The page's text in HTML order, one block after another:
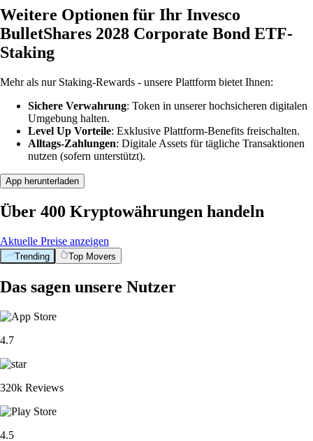
Weitere Optionen für Ihr Invesco
BulletShares 2028 Corporate Bond ETF-
Staking
Mehr als nur Staking-Rewards - unsere Plattform bietet Ihnen:
Sichere Verwahrung: Token in unserer hochsicheren digitalen
Umgebung halten.
Level Up Vorteile: Exklusive Plattform-Benefits freischalten.
Alltags-Zahlungen: Digitale Assets für tägliche Transaktionen
nutzen (sofern unterstützt).
App herunterladen
Über 400 Kryptowährungen handeln
Aktuelle Preise anzeigen
Trending Top Movers
Das sagen unsere Nutzer
4.7
320k Reviews
4.5